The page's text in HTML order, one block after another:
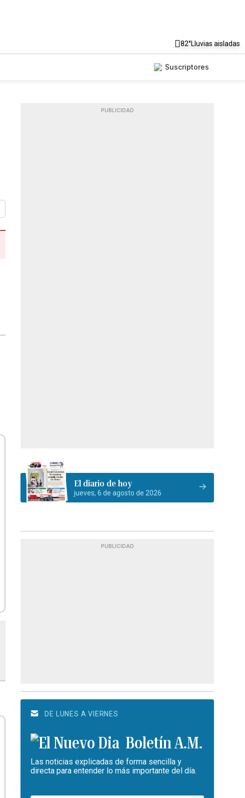
82°Lluvias aisladas
Suscriptores
PUBLICIDAD
El diario de hoy
jueves, 6 de agosto de 2026
PUBLICIDAD
DE LUNES A VIERNES
Boletín A.M.
Las noticias explicadas de forma sencilla y
directa para entender lo más importante del día.